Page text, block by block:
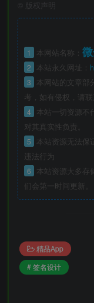
版权声明
1 本网站名称：
2 本站永久网址：
3
本网站的文章部
考，如有侵权，请
4
本站一切资源不
对其真实性负责。
5
本站资源无法保
违法行为
6
本站资源大多存
们会第一时间更新。
精品App
# 签名设计